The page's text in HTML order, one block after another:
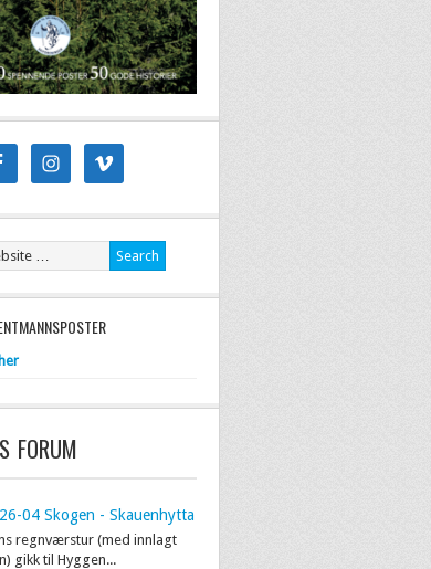
FORUM
04 Skogen - Skauenhytta
regnværstur (med innlagt
gikk til Hyggen...